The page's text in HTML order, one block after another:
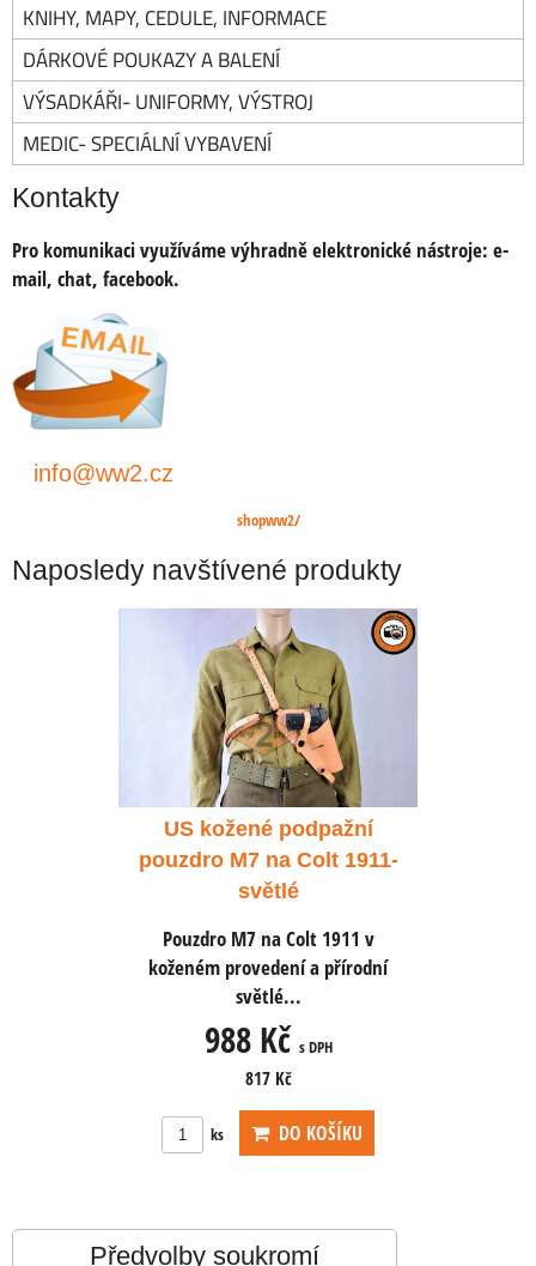
KNIHY, MAPY, CEDULE, INFORMACE
DÁRKOVÉ POUKAZY A BALENÍ
VÝSADKÁŘI- UNIFORMY, VÝSTROJ
MEDIC- SPECIÁLNÍ VYBAVENÍ
Kontakty
Pro komunikaci využíváme výhradně elektronické nástroje: e-
mail, chat, facebook.
info@ww2.cz
shopww2/
Naposledy navštívené produkty
US kožené podpažní
pouzdro M7 na Colt 1911-
světlé
Pouzdro M7 na Colt 1911 v
koženém provedení a přírodní
světlé...
988 Kč s DPH
817 Kč
ks DO KOŠÍKU
Předvolby soukromí